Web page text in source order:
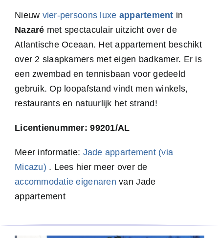
Nieuw vier-persoons luxe appartement in
Nazaré met spectaculair uitzicht over de
Atlantische Oceaan. Het appartement beschikt
over 2 slaapkamers met eigen badkamer. Er is
een zwembad en tennisbaan voor gedeeld
gebruik. Op loopafstand vindt men winkels,
restaurants en natuurlijk het strand!
Licentienummer: 99201/AL
Meer informatie: Jade appartement (via
Micazu) . Lees hier meer over de
accommodatie eigenaren van Jade
appartement